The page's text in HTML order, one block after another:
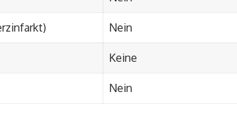
Nein
Keine
Nein